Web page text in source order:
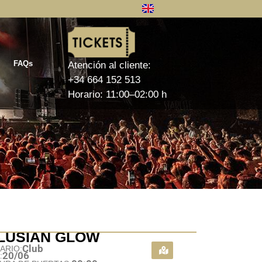
FAQs
Atención al cliente:
+34 664 152 513
Horario: 11:00–02:00 h
GLOW
Club
20/06